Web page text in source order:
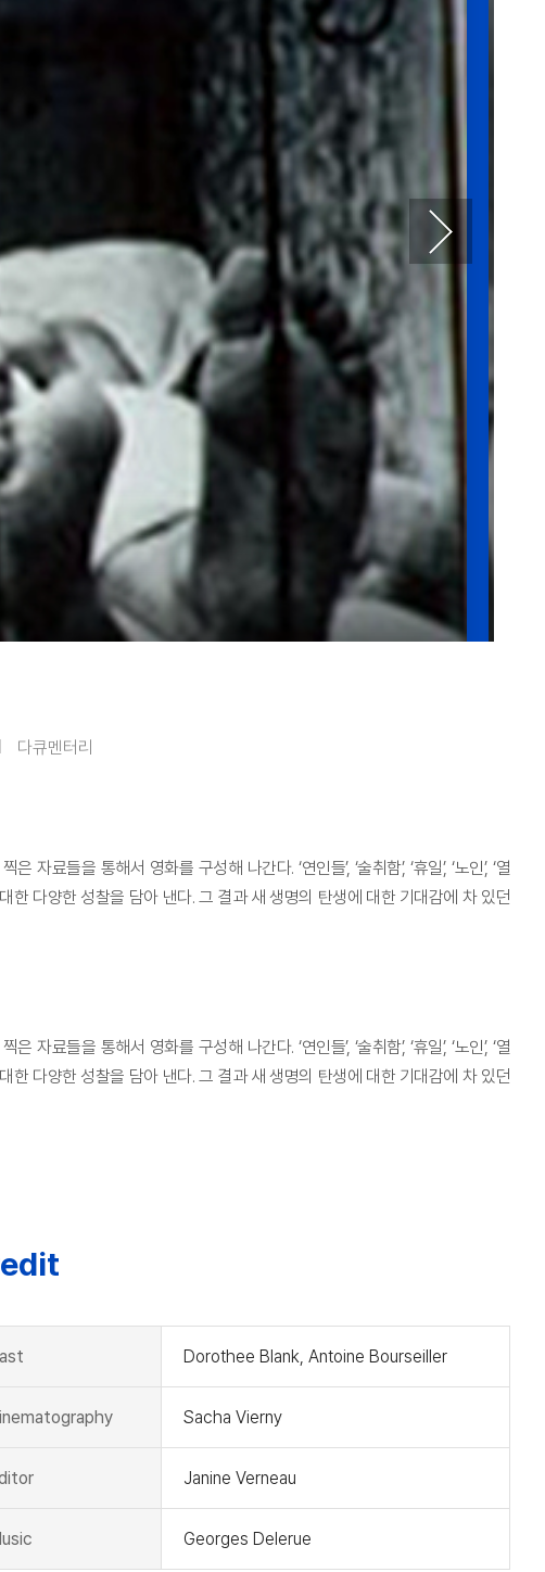
다큐멘터리
료들을 통해서 영화를 구성해 나간다. ‘연인들’, ‘술취함’, ‘휴일’, ‘노인’, ‘열
다양한 성찰을 담아 낸다. 그 결과 새 생명의 탄생에 대한 기대감에 차 있던
료들을 통해서 영화를 구성해 나간다. ‘연인들’, ‘술취함’, ‘휴일’, ‘노인’, ‘열
다양한 성찰을 담아 낸다. 그 결과 새 생명의 탄생에 대한 기대감에 차 있던
Dorothee Blank, Antoine Bourseiller
Sacha Vierny
Janine Verneau
Georges Delerue